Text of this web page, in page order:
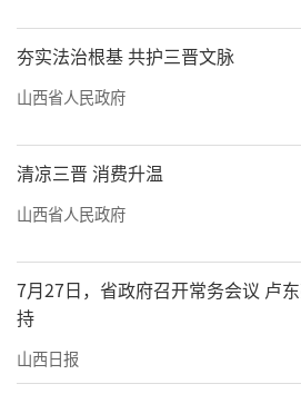
临床重点专科；对名医工作
价工作，实行优胜劣汰、动
合格的工作室予以取消，对
设成果明显的重点打造；统
徐县市级区域医疗中心建设
院能力提升行动，继续开展
院内信息互联互通
规范医疗机构临床决
和应用，推进院内医疗信息
夯实法治根基 共护三晋文脉
山西省人民政府
清凉三晋 消费升温
山西省人民政府
7月27日，省政府召开常务会议 卢
持
山西日报